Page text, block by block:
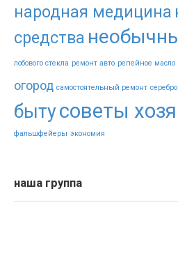
народная медицина
средства
лобового стекла ремонт авто репейное масло
огород самостоятельный ремонт серебро
бытусоветы
фальшфейеры экономия
наша группа